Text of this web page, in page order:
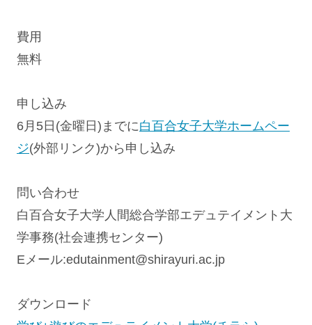
費用
無料
申し込み
6月5日(金曜日)までに白百合女子大学ホームペー
ジ(外部リンク)から申し込み
問い合わせ
白百合女子大学人間総合学部エデュテイメント大
学事務(社会連携センター)
Eメール:edutainment@shirayuri.ac.jp
ダウンロード